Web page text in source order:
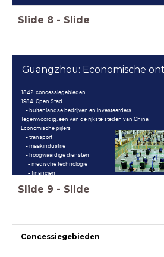
Slide 8 - Slide
Guangzhou: Economische
1842: concessiegebieden
1984: Open Stad
- buitenlandse bedrijven en investeerders
Tegenwoordig: een van de rijkste steden van China
Economische pijlers
- transport
- maakindustrie
- hoogwaardige diensten
- medische technologie
- financiën
Slide 9 - Slide
Concessiegebieden